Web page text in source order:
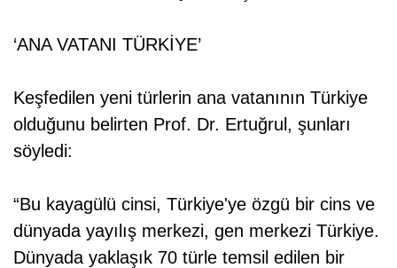
‘ANA VATANI TÜRKİYE’
Keşfedilen yeni türlerin ana vatanının Türkiye
olduğunu belirten Prof. Dr. Ertuğrul, şunları
söyledi:
“Bu kayagülü cinsi, Türkiye'ye özgü bir cins ve
dünyada yayılış merkezi, gen merkezi Türkiye.
Dünyada yaklaşık 70 türle temsil edilen bir